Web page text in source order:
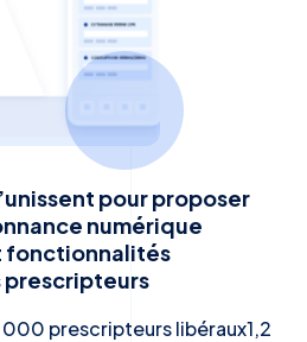
pour proposer
numérique
fonctionnalités
prescripteurs
prescripteurs libéraux1,2